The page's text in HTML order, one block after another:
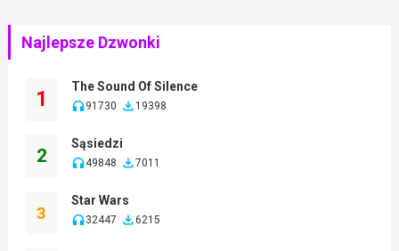
Najlepsze Dzwonki
1
The Sound Of Silence
91730 19398
2
Sąsiedzi
49848 7011
3
Star Wars
32447 6215